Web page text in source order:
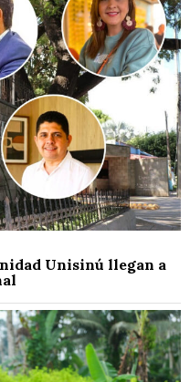
Unisinú llegan a